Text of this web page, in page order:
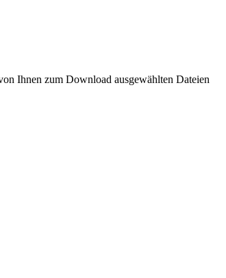
Ihnen zum Download ausgewählten Dateien